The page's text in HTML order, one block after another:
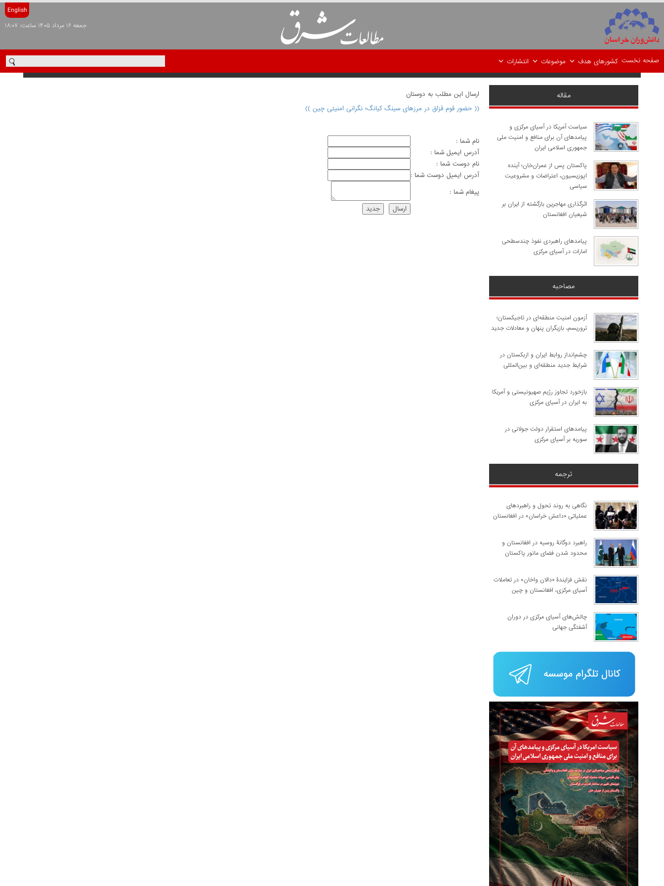
English
جمعه ۱۶ مرداد ۱۴۰۵ ساعت: ۱۸:۰۷
صفحه نخست کشورهای هدف موضوعات انتشارات
مقاله
سیاست آمریکا در آسیای مرکزی و
پیامدهای آن برای منافع و امنیت ملی
جمهوری اسلامی ایران
پاکستان پس از عمران‌خان؛ آینده
اپوزیسیون، اعتراضات و مشروعیت
سیاسی
اثرگذاری مهاجرین بازگشته از ایران بر
شیعیان افغانستان
پیامدهای راهبردی نفوذ چندسطحی
امارات در آسیای مرکزی
مصاحبه
آزمون امنیت منطقه‌ای در تاجیکستان؛
تروریسم، بازیگران پنهان و معادلات جدید
چشم‌انداز روابط ایران و ازبکستان در
شرایط جدید منطقه‌ای و بین‌المللی
​بازخورد تجاوز رژیم صهیونیستی و آمریکا
به ایران در آسیای مرکزی
پیامدهای استقرار دولت جولانی در
سوریه بر آسیای مرکزی
ترجمه
نگاهی به روند تحول و راهبردهای
عملیاتی «داعش خراسان» در افغانستان
راهبرد دوگانۀ روسیه در افغانستان و
محدود شدن فضای مانور پاکستان
نقش فزایندۀ «دالان واخان» در تعاملات
آسیای مرکزی، افغانستان و چین
چالش‌های آسیای مرکزی در دوران
آشفتگی جهانی
ارسال اين مطلب به دوستان
(( حضور قوم قزاق در مرزهای سینگ کیانگ؛ نگرانی امنیتی چین ))
نام شما :
آدرس ايميل شما :
نام دوست شما :
آدرس ايميل دوست شما :
پيغام شما :
ارسال
جديد